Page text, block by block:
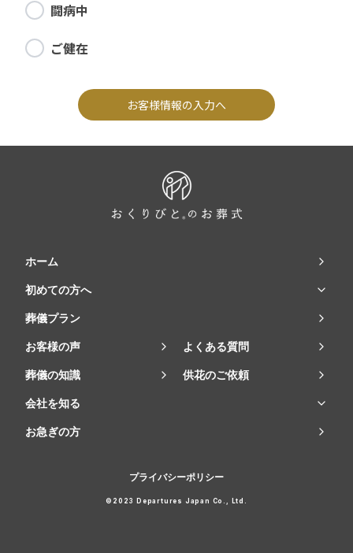
闘病中
ご健在
お客様情報の入力へ
ホーム
初めての方へ
葬儀プラン
お客様の声 よくある質問
葬儀の知識 供花のご依頼
会社を知る
お急ぎの方
プライバシーポリシー
©2023 Departures Japan Co., Ltd.